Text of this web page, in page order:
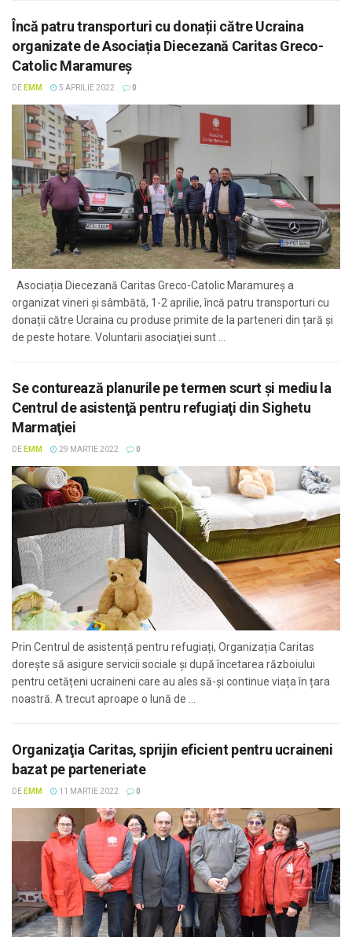
Încă patru transporturi cu donații către Ucraina
organizate de Asociația Diecezană Caritas Greco-
Catolic Maramureș
DE EMM 5 APRILIE 2022 0
Asociația Diecezană Caritas Greco-Catolic Maramureș a
organizat vineri şi sâmbătă, 1-2 aprilie, încă patru transporturi cu
donații către Ucraina cu produse primite de la parteneri din țară și
de peste hotare. Voluntarii asociaţiei sunt ...
Se conturează planurile pe termen scurt și mediu la
Centrul de asistenţă pentru refugiaţi din Sighetu
Marmaţiei
DE EMM 29 MARTIE 2022 0
Prin Centrul de asistență pentru refugiați, Organizația Caritas
dorește să asigure servicii sociale și după încetarea războiului
pentru cetățeni ucraineni care au ales să-și continue viața în țara
noastră. A trecut aproape o lună de ...
Organizaţia Caritas, sprijin eficient pentru ucraineni
bazat pe parteneriate
DE EMM 11 MARTIE 2022 0